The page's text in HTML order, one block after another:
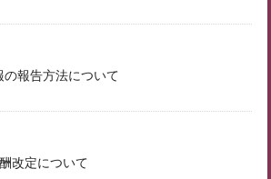
報告方法について
改定について